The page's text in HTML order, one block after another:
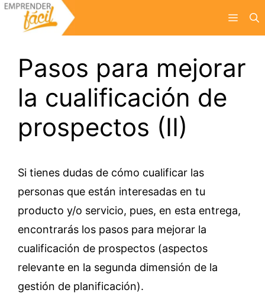
Saltar
Menú
Pasos para mejorar
la cualificación de
prospectos (II)
Si tienes dudas de cómo cualificar las
personas que están interesadas en tu
producto y/o servicio, pues, en esta entrega,
encontrarás los pasos para mejorar la
cualificación de prospectos (aspectos
relevante en la segunda dimensión de la
gestión de planificación).